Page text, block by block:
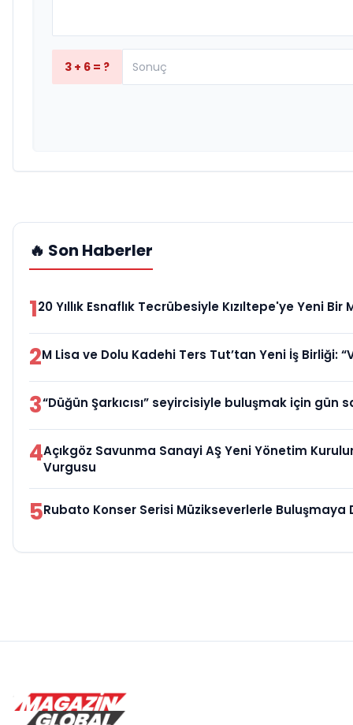
3 + 6 = ?
🔥 Son Haberler
120 Yıllık Esnaflık Tecrübesiyle Kızıltepe'ye Yeni Bir
2M Lisa ve Dolu Kadehi Ters Tut’tan Yeni İş Birliği:
3“Düğün Şarkıcısı” seyircisiyle buluşmak için gün
4Açıkgöz Savunma Sanayi AŞ Yeni Yönetim
Vurgusu
5Rubato Konser Serisi Müzikseverlerle Buluşmaya